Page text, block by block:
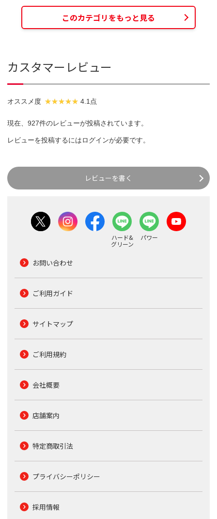
このカテゴリをもっと見る
カスタマーレビュー
オススメ度 4.1点
現在、927件のレビューが投稿されています。
レビューを投稿するにはログインが必要です。
レビューを書く
ハード&
グリーン
パワー
お問い合わせ
ご利用ガイド
サイトマップ
ご利用規約
会社概要
店舗案内
特定商取引法
プライバシーポリシー
採用情報